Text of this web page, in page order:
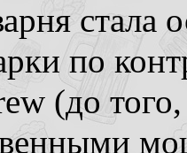
стала
по
(до того,